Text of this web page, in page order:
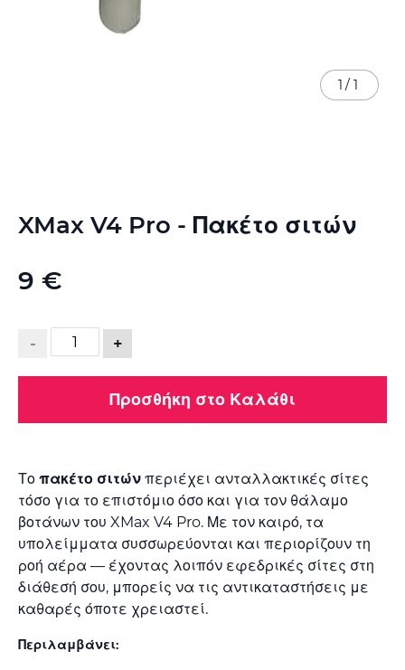
XMax V4 Pro - Πακέτο σιτών
9 €
- +
Προσθήκη στο Καλάθι
Το πακέτο σιτών περιέχει ανταλλακτικές σίτες
τόσο για το επιστόμιο όσο και για τον θάλαμο
βοτάνων του XMax V4 Pro. Με τον καιρό, τα
υπολείμματα συσσωρεύονται και περιορίζουν τη
ροή αέρα — έχοντας λοιπόν εφεδρικές σίτες στη
διάθεσή σου, μπορείς να τις αντικαταστήσεις με
καθαρές όποτε χρειαστεί.
Περιλαμβάνει:
1 / 1
στην
συλλογής